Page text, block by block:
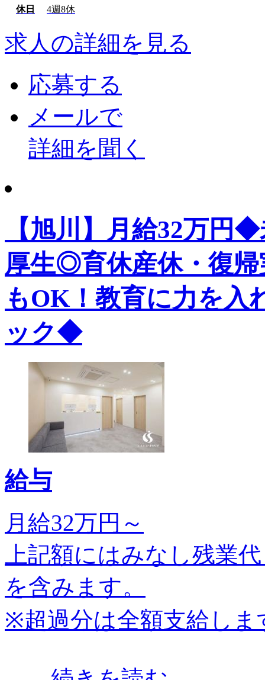
休日
4週8休
求人の詳細を見る
応募する
メールで
詳細を聞く
【旭川】月給32万円
厚生◎育休産休・復
もOK！教育に力を入
ック◆
給与
月給32万円～
上記額にはみなし残業
を含みます。
※超過分は全額支給しま